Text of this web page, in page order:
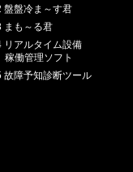
盤盤冷ま～す君
まも～る君
リアルタイム設備
稼働管理ソフト
故障予知診断ツール